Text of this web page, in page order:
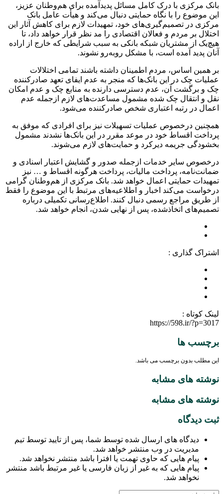
بانک مرکزی با درک کامل مسائل پدیدآمده برای هم‌وطنان عزیز،
این موضوع را با نگاه حمایتی دنبال می‌کند و هیأت عامل بانک
مرکزی در تصمیم‌گیری‌های خود، تمهیدات لازم برای کاهش آثار این
اختلال‌ بر مردم و فعالان اقتصادی را مد نظر قرار خواهد داد، تا
هیچ‌یک از مشتریان شبکه بانکی به سبب شرایطی که خارج از اراده
آنان پدید آمده است، با مشکل روبه‌رو نشوند.
بر همین اساس، مردم اطمینان داشته باشند تمامی اختلالات
عملیات چک در این بانک‌ها که منجر به عدم ایفای تعهد صادرکننده
چک و برگشت آن، عدم دسترسی دارنده به منابع چک و عدم امکان
نقل و انتقال چک شده مشمول مساعدت‌های لازم ازجمله عدم
اعمال در رتبه اعتباری شخص صادرکننده می‌شود.
همچنین درخصوص عملیات تسهیلات نیز برای افرادی که موفق به
پرداخت اقساط خود در موعد مقرر در این بانک‌ها نشدند مشمول
بخشودگی جریمه دیرکرد و حمایت‌های لازم می‌شوند.
درخصوص سایر خدمات ازجمله صدور و گشایش اعتبار اسنادی و
ضمانت‌نامه، پرداخت مالیات، پرداخت هرگونه اقساط و … نیز
تمهیدات حمایتی اعمال خواهد شد. بانک مرکزی از هم‌وطنان گرامی
درخواست می‌کند اخبار و اطلاعیه‌های مرتبط با این موضوع را فقط
از طریق مراجع رسمی دنبال کنند. اطلاع‌رسانی تکمیلی درباره
تصمیم‌های اتخاذشده، پس از نهایی شدن، انجام خواهد شد.
اشتراک گذاری :
لینک کوتاه :
https://598.ir/?p=3017
برچسب ها
این مطلب بدون برچسب می باشد.
نوشته های مشابه
نوشته های مشابه
ثبت دیدگاه
دیدگاه های ارسال شده توسط شما، پس از تایید توسط تیم
مدیریت در وب منتشر خواهد شد.
پیام هایی که حاوی تهمت یا افترا باشد منتشر نخواهد شد.
پیام هایی که به غیر از زبان فارسی یا غیر مرتبط باشد منتشر
نخواهد شد.